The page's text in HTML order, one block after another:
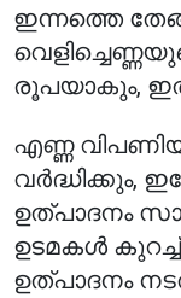
ഇന്നത്തെ
രൂപയാകും,
എണ്ണ
വർദ്ധിക്കും,
ഉത്പാദനം
ഉടമകൾ
ഉത്പാദനം